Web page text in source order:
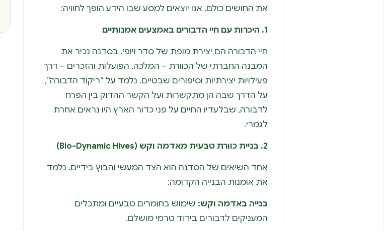
את החושים כולם. אנו יוצאים למסע שבו הידע הופך לחוויה:
1. היכרות עם חיי הדבורים באמצעים אמנותיים
חיי הדבורה הם יצירת מופת של סדר ויופי. בסדנה נכיר את
המבנה החברתי של הכוורת – המלכה, הפועלות והזכרים – דרך
פעילויות יצירתיות וסיפורים שבטיים. נלמד על “ריקוד הדבורה”,
על הדרך שבה הן מתקשרות ועל הקשר ההדוק בין הפרח
לדבורה, שבלעדיו החיים על פני כדור הארץ היו נראים אחרת
לגמרי.
2. בניית כוורת טבעית מאדמה וקש (Bio-Dynamic Hives)
אחד השיאים של הסדנה הוא הצד המעשי והבוץ בידיים. נלמד
את אומנות הבנייה הקדומה:
בנייה באדמה וקש: שימוש בחומרים טבעיים ומתכלים
המעניקים לדבורים בידוד טרמי מושלם.